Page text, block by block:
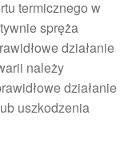
termicznego w
spręża
działanie
należy
działanie
uszkodzenia